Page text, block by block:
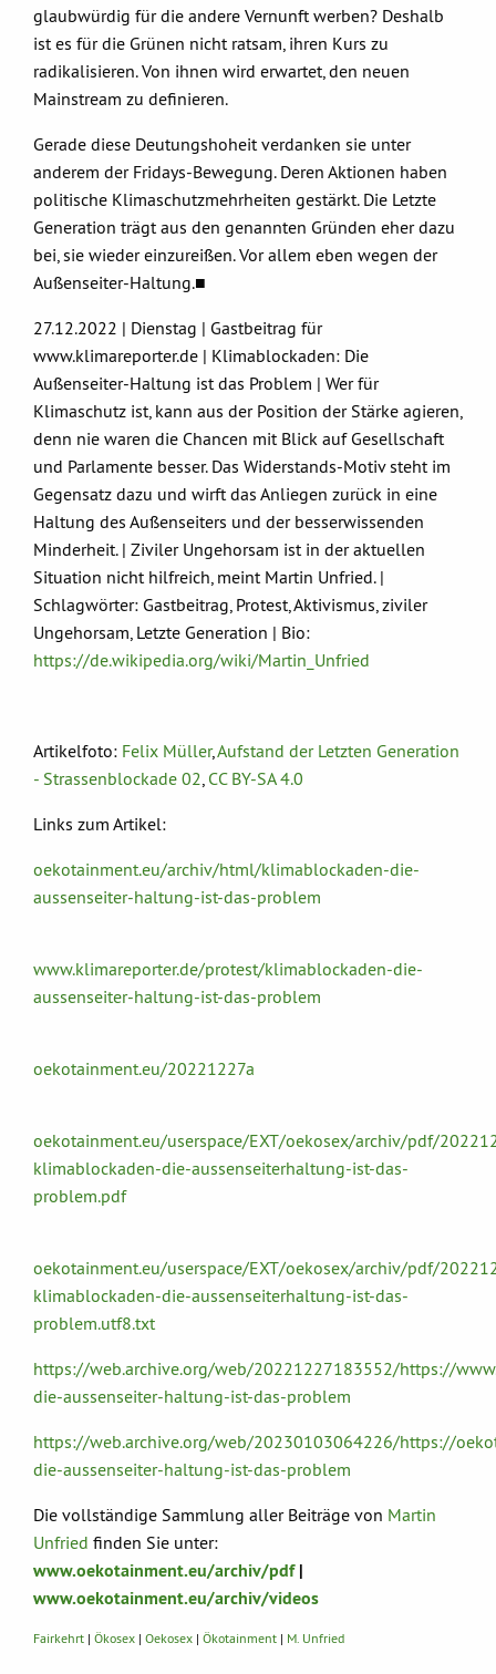
glaubwürdig für die andere Vernunft werben? Deshalb
ist es für die Grünen nicht ratsam, ihren Kurs zu
radikalisieren. Von ihnen wird erwartet, den neuen
Mainstream zu definieren.
Gerade diese Deutungshoheit verdanken sie unter
anderem der Fridays-Bewegung. Deren Aktionen haben
politische Klimaschutzmehrheiten gestärkt. Die Letzte
Generation trägt aus den genannten Gründen eher dazu
bei, sie wieder einzureißen. Vor allem eben wegen der
Außenseiter-Haltung.■
27.12.2022 | Dienstag | Gastbeitrag für
www.klimareporter.de | Klimablockaden: Die
Außenseiter-Haltung ist das Problem | Wer für
Klimaschutz ist, kann aus der Position der Stärke agieren,
denn nie waren die Chancen mit Blick auf Gesellschaft
und Parlamente besser. Das Widerstands-Motiv steht im
Gegensatz dazu und wirft das Anliegen zurück in eine
Haltung des Außenseiters und der besserwissenden
Minderheit. | Ziviler Ungehorsam ist in der aktuellen
Situation nicht hilfreich, meint Martin Unfried. |
Schlagwörter: Gastbeitrag, Protest, Aktivismus, ziviler
Ungehorsam, Letzte Generation | Bio:
https://de.wikipedia.org/wiki/Martin_Unfried
Artikelfoto: Felix Müller,Aufstand der Letzten Generation
- Strassenblockade 02, CC BY-SA 4.0
Links zum Artikel:
oekotainment.eu/archiv/html/klimablockaden-die-
aussenseiter-haltung-ist-das-problem
www.klimareporter.de/protest/klimablockaden-die-
aussenseiter-haltung-ist-das-problem
oekotainment.eu/20221227a
oekotainment.eu/userspace/EXT/oekosex/archiv/pdf/
klimablockaden-die-aussenseiterhaltung-ist-das-
problem.pdf
oekotainment.eu/userspace/EXT/oekosex/archiv/pdf/
klimablockaden-die-aussenseiterhaltung-ist-das-
problem.utf8.txt
https://web.archive.org/web/20221227183552/https://
die-aussenseiter-haltung-ist-das-problem
https://web.archive.org/web/20230103064226/https://
die-aussenseiter-haltung-ist-das-problem
Die vollständige Sammlung aller Beiträge von Martin
Unfried finden Sie unter:
www.oekotainment.eu/archiv/pdf|
www.oekotainment.eu/archiv/videos
Fairkehrt | Ökosex | Oekosex | Ökotainment | M. Unfried